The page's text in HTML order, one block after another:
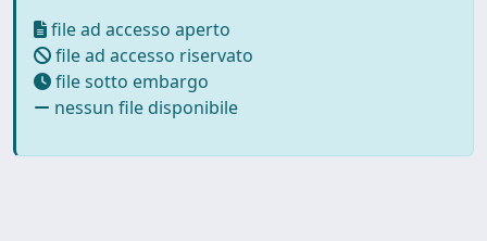
file ad accesso aperto
file ad accesso riservato
file sotto embargo
nessun file disponibile